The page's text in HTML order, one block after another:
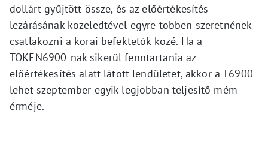
dollárt gyűjtött össze, és az előértékesítés
lezárásának közeledtével egyre többen szeretnének
csatlakozni a korai befektetők közé. Ha a
TOKEN6900-nak sikerül fenntartania az
előértékesítés alatt látott lendületet, akkor a T6900
lehet szeptember egyik legjobban teljesítő mém
érméje.